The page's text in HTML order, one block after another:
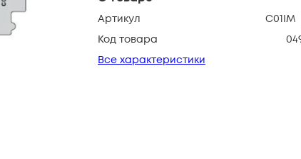
Артикул
C01IM
Код товара
Все характеристики